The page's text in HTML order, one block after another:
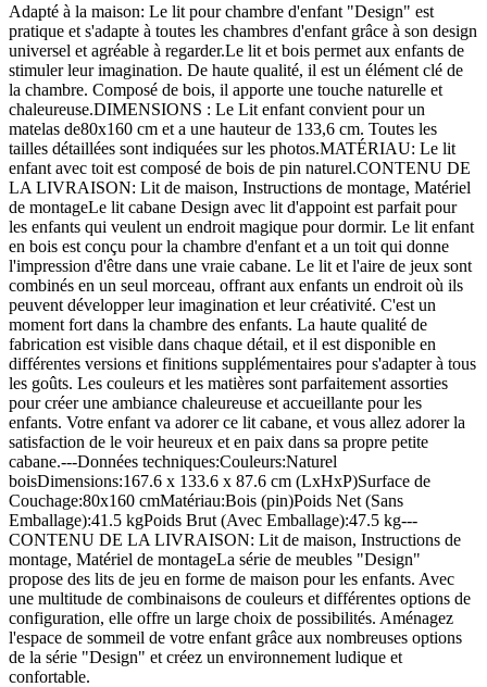
Adapté à la maison: Le lit pour chambre d'enfant "Design" est
pratique et s'adapte à toutes les chambres d'enfant grâce à son design
universel et agréable à regarder.Le lit et bois permet aux enfants de
stimuler leur imagination. De haute qualité, il est un élément clé de
la chambre. Composé de bois, il apporte une touche naturelle et
chaleureuse.DIMENSIONS : Le Lit enfant convient pour un
matelas de80x160 cm et a une hauteur de 133,6 cm. Toutes les
tailles détaillées sont indiquées sur les photos.MATÉRIAU: Le lit
enfant avec toit est composé de bois de pin naturel.CONTENU DE
LA LIVRAISON: Lit de maison, Instructions de montage, Matériel
de montageLe lit cabane Design avec lit d'appoint est parfait pour
les enfants qui veulent un endroit magique pour dormir. Le lit enfant
en bois est conçu pour la chambre d'enfant et a un toit qui donne
l'impression d'être dans une vraie cabane. Le lit et l'aire de jeux sont
combinés en un seul morceau, offrant aux enfants un endroit où ils
peuvent développer leur imagination et leur créativité. C'est un
moment fort dans la chambre des enfants. La haute qualité de
fabrication est visible dans chaque détail, et il est disponible en
différentes versions et finitions supplémentaires pour s'adapter à tous
les goûts. Les couleurs et les matières sont parfaitement assorties
pour créer une ambiance chaleureuse et accueillante pour les
enfants. Votre enfant va adorer ce lit cabane, et vous allez adorer la
satisfaction de le voir heureux et en paix dans sa propre petite
cabane.---Données techniques:Couleurs:Naturel
boisDimensions:167.6 x 133.6 x 87.6 cm (LxHxP)Surface de
Couchage:80x160 cmMatériau:Bois (pin)Poids Net (Sans
Emballage):41.5 kgPoids Brut (Avec Emballage):47.5 kg---
CONTENU DE LA LIVRAISON: Lit de maison, Instructions de
montage, Matériel de montageLa série de meubles "Design"
propose des lits de jeu en forme de maison pour les enfants. Avec
une multitude de combinaisons de couleurs et différentes options de
configuration, elle offre un large choix de possibilités. Aménagez
l'espace de sommeil de votre enfant grâce aux nombreuses options
de la série "Design" et créez un environnement ludique et
confortable.